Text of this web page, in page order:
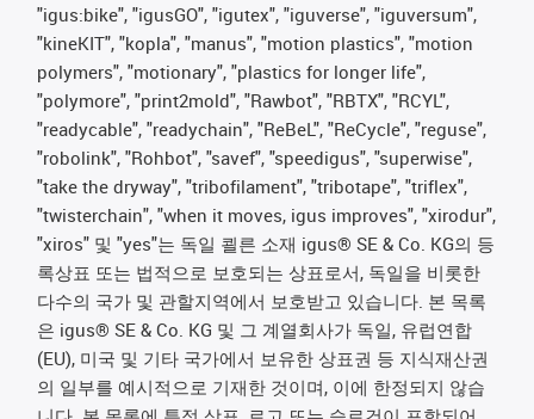
"igus:bike", "igusGO", "igutex", "iguverse", "iguversum",
"kineKIT", "kopla", "manus", "motion plastics", "motion
polymers", "motionary", "plastics for longer life",
"polymore", "print2mold", "Rawbot", "RBTX", "RCYL",
"readycable", "readychain", "ReBeL", "ReCycle", "reguse",
"robolink", "Rohbot", "savef", "speedigus", "superwise",
"take the dryway", "tribofilament", "tribotape", "triflex",
"twisterchain", "when it moves, igus improves", "xirodur",
"xiros" 및 "yes"는 독일 쾰른 소재 igus® SE & Co. KG의 등
록상표 또는 법적으로 보호되는 상표로서, 독일을 비롯한
다수의 국가 및 관할지역에서 보호받고 있습니다. 본 목록
은 igus® SE & Co. KG 및 그 계열회사가 독일, 유럽연합
(EU), 미국 및 기타 국가에서 보유한 상표권 등 지식재산권
의 일부를 예시적으로 기재한 것이며, 이에 한정되지 않습